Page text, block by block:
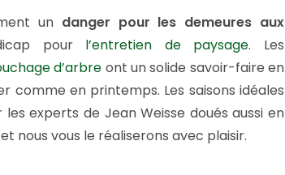
un danger pour les demeures aux
pour l’entretien de paysage. Les
d’arbre ont un solide savoir-faire en
comme en printemps. Les saisons idéales
experts de Jean Weisse doués aussi en
nous vous le réaliserons avec plaisir.